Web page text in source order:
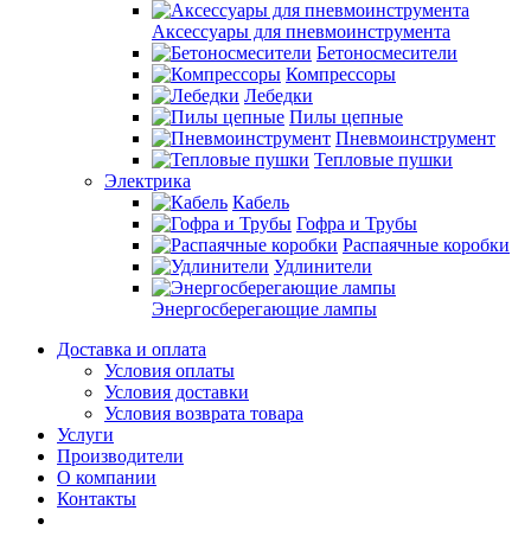
Аксессуары для пневмоинструмента
Бетоносмесители
Компрессоры
Лебедки
Пилы цепные
Пневмоинструмент
Тепловые пушки
Электрика
Кабель
Гофра и Трубы
Распаячные коробки
Удлинители
Энергосберегающие лампы
Доставка и оплата
Условия оплаты
Условия доставки
Условия возврата товара
Услуги
Производители
О компании
Контакты